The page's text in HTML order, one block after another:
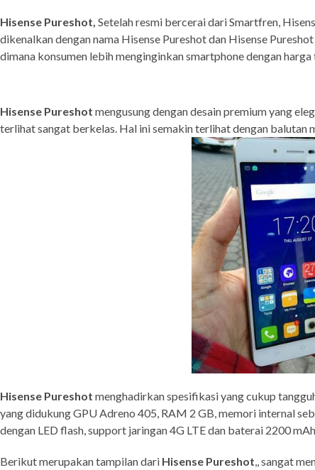
Hisense Pureshot, Setelah resmi bercerai dari Smartfren,
dikenalkan dengan nama Hisense Pureshot dan Hisense
dimana konsumen lebih menginginkan smartphone dengan
Hisense Pureshot mengusung dengan desain premium yang
terlihat sangat berkelas. Hal ini semakin terlihat dengan balutan
Hisense Pureshot menghadirkan spesifikasi yang cukup
yang didukung GPU Adreno 405, RAM 2 GB, memori internal
dengan LED flash, support jaringan 4G LTE dan baterai 2200 mAh.
Berikut merupakan tampilan dari Hisense Pureshot ,, sangat